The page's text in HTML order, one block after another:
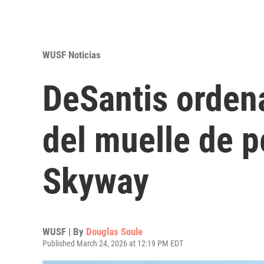
WUSF Noticias
DeSantis
del muelle de
Skyway
WUSF | By Douglas Soule
Published March 24, 2026 at 12:19 PM EDT